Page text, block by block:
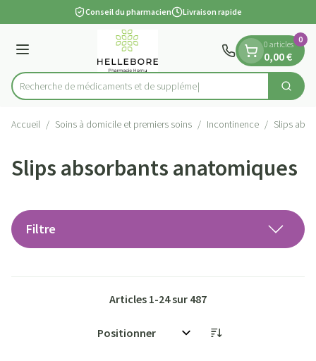
1 de 1 Conseil du pharmacien Livraison rapide
Menu
Rechercher
Recherche de mé
0 articles
0,00 €
0
Accueil / Soins à domicile et premiers soins / Incontinence / Slips
Slips absorbants anatomiques
Filtre
Articles 1-24sur 487
Trier par: